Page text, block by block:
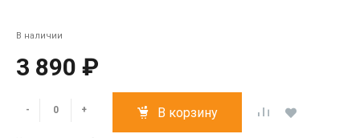
В наличии
3 890 ₽
- + В корзину